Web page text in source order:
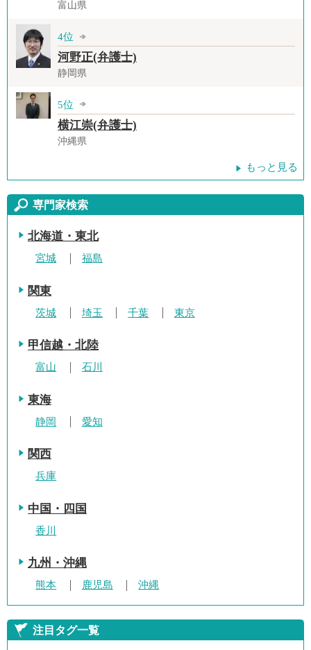
富山県
4位
河野正(弁護士)
静岡県
5位
横江崇(弁護士)
沖縄県
もっと見る
専門家検索
北海道・東北
宮城 福島
関東
茨城 埼玉 千葉 東京
甲信越・北陸
富山 石川
東海
静岡 愛知
関西
兵庫
中国・四国
香川
九州・沖縄
熊本 鹿児島 沖縄
注目タグ一覧